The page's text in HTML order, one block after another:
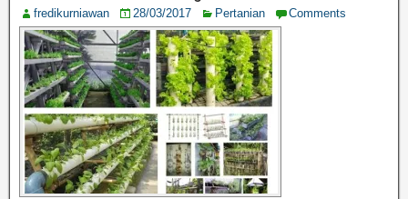
fredikurniawan 28/03/2017 Pertanian Comments